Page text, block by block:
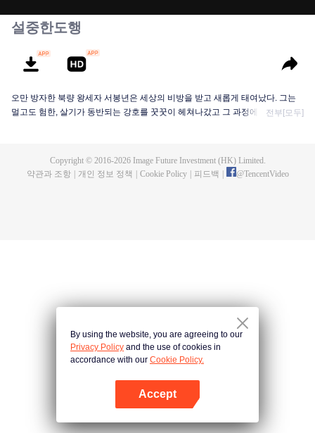
설중한도행
오만 방자한 북량 왕세자 서봉년은 세상의 비방을 받고 새롭게 태여났다. 그는
멀고도 험한, 살기가 동반되는 강호를 꿋꿋이 헤쳐나갔고 그 과정에서 부자를
을 되찾고 나라를 지키는 호국장군으로 성장하였다.
전부[모두]
Copyright © 2016-2026Image Future Investment (HK) Limited.
약관과 조항
개인 정보 정책 Cookie Policy 피드백 @TencentVideo
By using the website, you are agreeing to our
Privacy Policy and the use of cookies in
accordance with our Cookie Policy.
Accept